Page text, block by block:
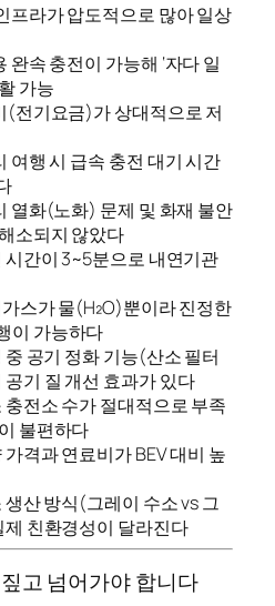
프라가 압도적으로 많아 일상
완속 충전이 가능해 ‘자다 일
가능
(전기요금)가 상대적으로 저
여행 시 급속 충전 대기 시간
열화(노화) 문제 및 화재 불안
소되지 않았다
시간이 3~5분으로 내연기관
스가 물(H₂O)뿐이라 진정한
이 가능하다
중 공기 정화 기능(산소 필터
기 질 개선 효과가 있다
충전소 수가 절대적으로 부족
불편하다
가격과 연료비가 BEV 대비 높
생산 방식(그레이 수소 vs 그
친환경성이 달라진다
짚고 넘어가야 합니다